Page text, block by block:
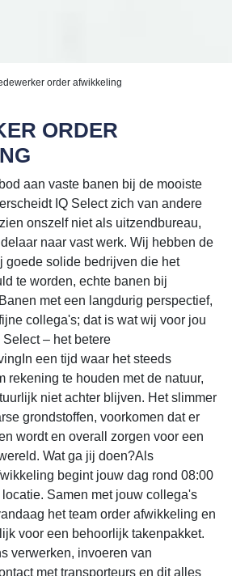
order afwikkeling
ORDER
aan vaste banen bij de mooiste
IQ Select zich van andere
onszelf niet als uitzendbureau,
naar vast werk. Wij hebben de
goede solide bedrijven die het
te worden, echte banen bij
met een langdurig perspectief,
collega's; dat is wat wij voor jou
– het betere
een tijd waar het steeds
rekening te houden met de natuur,
niet achter blijven. Het slimmer
grondstoffen, voorkomen dat er
wordt en overall zorgen voor een
Wat ga jij doen?Als
begint jouw dag rond 08:00
Samen met jouw collega's
het team order afwikkeling en
voor een behoorlijk takenpakket.
verwerken, invoeren van
met transporteurs en dit alles